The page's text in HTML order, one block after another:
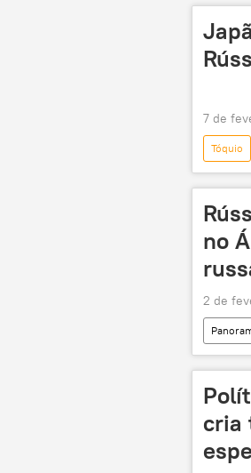
Japão
7 de
Tóquio
acordo
no
2 de
Keir
cria